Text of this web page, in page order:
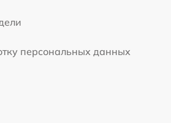
персональных данных